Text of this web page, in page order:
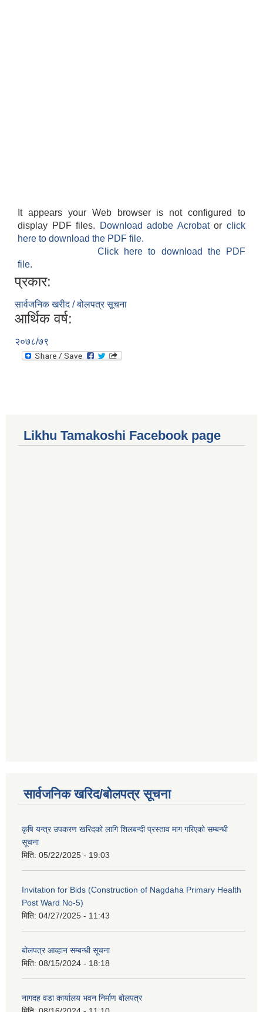
It appears your Web browser is not configured to
display PDF files.
Download adobe Acrobatorclick
here to download the PDF file.
Click here to download the PDF
file.
प्रकार:
सार्वजनिक खरीद / बोलपत्र सूचना
आर्थिक वर्ष:
२०७८/७९
Likhu Tamakoshi Facebook page
सार्वजनिक खरिद/बोलपत्र सूचना
कृषि यन्त्र उपकरण खरिदको लागि शिलबन्दी प्रस्ताव माग गरिएको सम्बन्धी
सूचना
मिति: 05/22/2025 - 19:03
Invitation for Bids (Construction of Nagdaha Primary Health
Post Ward No-5)
मिति: 04/27/2025 - 11:43
बोलपत्र आव्हान सम्बन्धी सूचना
मिति: 08/15/2024 - 18:18
नागदह वडा कार्यालय भवन निर्माण बोलपत्र